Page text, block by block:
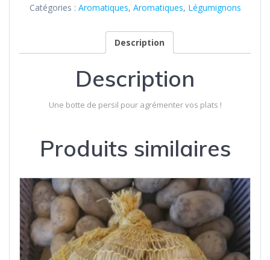
Catégories : Aromatiques, Aromatiques, Légumignons
Description
Description
Une botte de persil pour agrémenter vos plats !
Produits similaires